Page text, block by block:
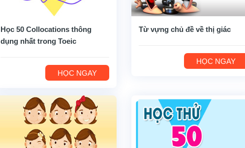
Học 50 Collocations thông
dụng nhất trong Toeic
HỌC NGAY
Từ vựng chủ đề về thị giác
HỌC NGAY